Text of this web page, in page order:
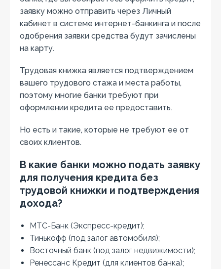
заявку можно отправить через Личный
кабинет в системе интернет-банкинга и после
одобрения заявки средства будут зачислены
на карту.
Трудовая книжка является подтверждением
вашего трудового стажа и места работы,
поэтому многие банки требуют при
оформлении кредита ее предоставить.
Но есть и такие, которые не требуют ее от
своих клиентов.
В какие банки можно подать заявку
для получения кредита без
трудовой книжки и подтверждения
дохода?
МТС-Банк (Экспресс-кредит);
Тинькофф (под залог автомобиля);
Восточный банк (под залог недвижимости);
Ренессанс Кредит (для клиентов банка);